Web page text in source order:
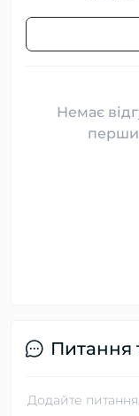
Немає
Питання
Додайте